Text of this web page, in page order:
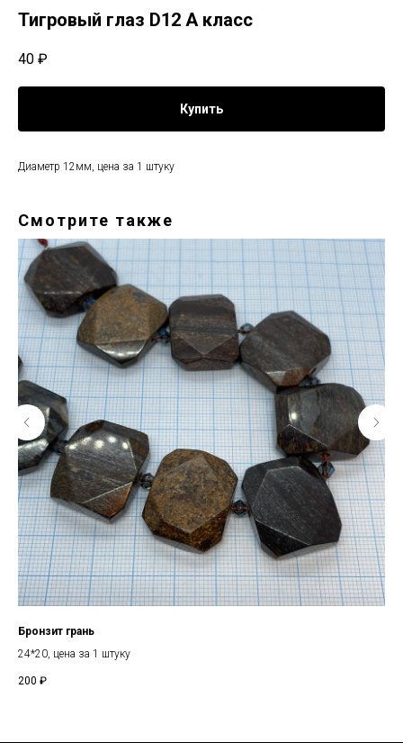
Тигровый глаз D12 А класс
40 ₽
Купить
Диаметр 12мм, цена за 1 штуку
Смотрите также
Бронзит грань
24*20, цена за 1 штуку
200 ₽